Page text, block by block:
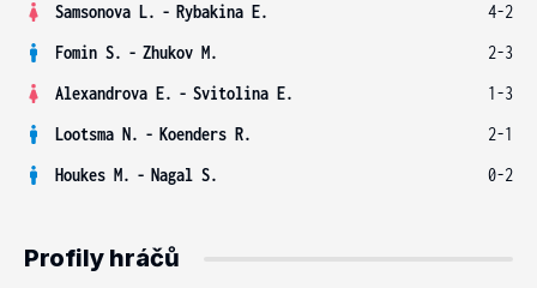
Samsonova L. - Rybakina E.
4-2
Fomin S. - Zhukov M.
2-3
Alexandrova E. - Svitolina E.
1-3
Lootsma N. - Koenders R.
2-1
Houkes M. - Nagal S. 0-2
Profily hráčů